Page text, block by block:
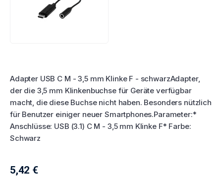
Adapter USB C M - 3,5 mm Klinke F - schwarzAdapter,
der die 3,5 mm Klinkenbuchse für Geräte verfügbar
macht, die diese Buchse nicht haben. Besonders nützlich
für Benutzer einiger neuer Smartphones.Parameter:*
Anschlüsse: USB (3.1) C M - 3,5 mm Klinke F* Farbe:
Schwarz
5,42 €
Aktueller Produktpreis